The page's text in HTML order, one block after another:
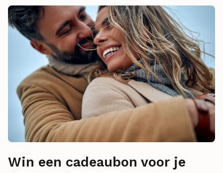
Win een cadeaubon voor je